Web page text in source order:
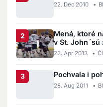
22. Dec 2010 •
Mená, ktoré
v St. John´sú
23. Apr 2013 •
Pochvala i
28. Aug 2011 •